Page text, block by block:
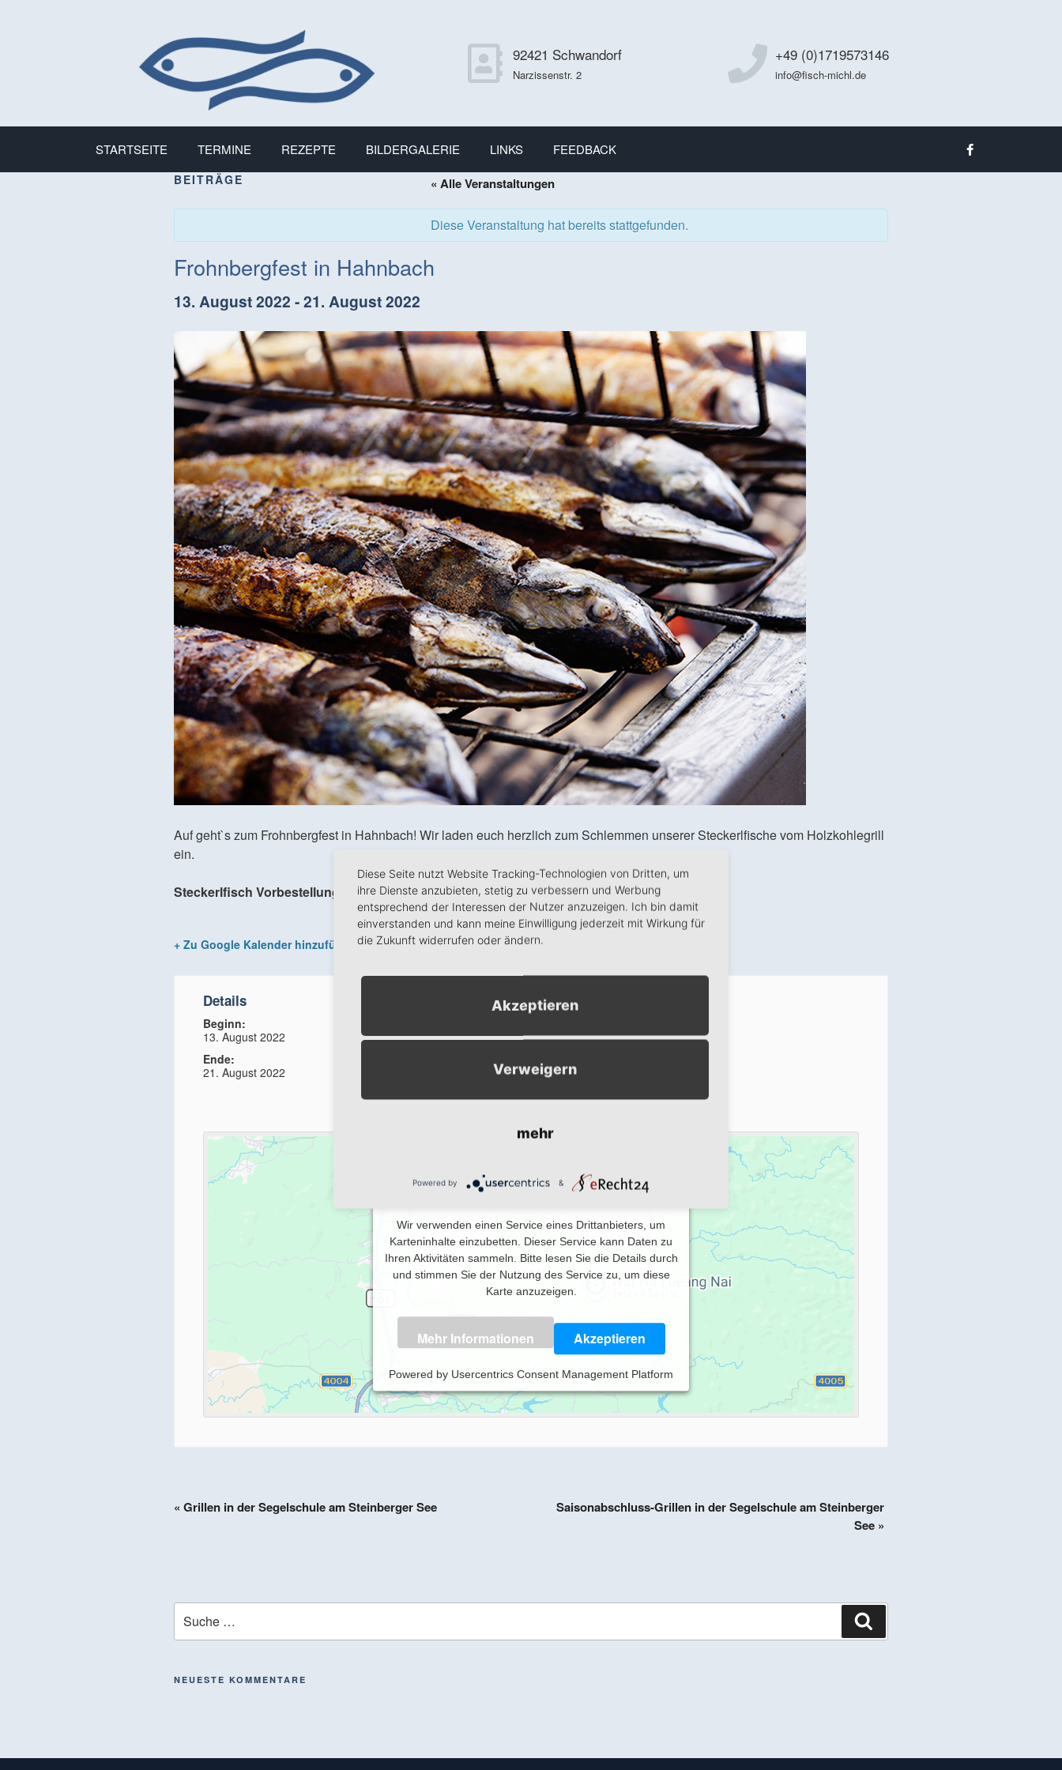
92421 Schwandorf
Narzissenstr. 2
+49 (0)1719573146
info@fisch-michl.de
STARTSEITE TERMINE REZEPTE BILDERGALERIE LINKS FEEDBACK
BEITRÄGE « Alle Veranstaltungen
Diese Veranstaltung hat bereits stattgefunden.
Frohnbergfest in Hahnbach
13. August 2022 -21. August 2022
Auf geht`s zum Frohnbergfest in Hahnbach! Wir laden euch herzlich zum Schlemmen unserer Steckerlfische vom Holzkohlegrill
ein.
Steckerlfisch Vorbestellung unter 0171 9573146
+ Zu Google Kalender hinzufügen + Exportiere iCal
Details
Beginn:
13. August 2022
Ende:
21. August 2022
Veranstaltungsort
, Bayern 92256
Wir benötigen Ihre Zustimmung, um den
Google Maps-Service zu laden!
Wir verwenden einen Service eines Drittanbieters, um
Karteninhalte einzubetten. Dieser Service kann Daten zu
Ihren Aktivitäten sammeln. Bitte lesen Sie die Details durch
und stimmen Sie der Nutzung des Service zu, um diese
Karte anzuzeigen.
Mehr Informationen Akzeptieren
Powered by Usercentrics Consent Management Platform
« Grillen in der Segelschule am Steinberger See
Saisonabschluss-Grillen in der Segelschule am Steinberger
See »
NEUESTE KOMMENTARE
Diese Seite nutzt Website Tracking-Technologien von Dritten, um
ihre Dienste anzubieten, stetig zu verbessern und Werbung
entsprechend der Interessen der Nutzer anzuzeigen. Ich bin damit
einverstanden und kann meine Einwilligung jederzeit mit Wirkung für
die Zukunft widerrufen oder ändern.
Akzeptieren
Verweigern
mehr
Powered by &